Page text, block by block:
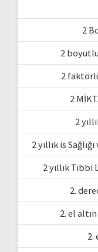
2
2
2
2
2
2 yıllık is
2 yıllık
2.
2. el
2.